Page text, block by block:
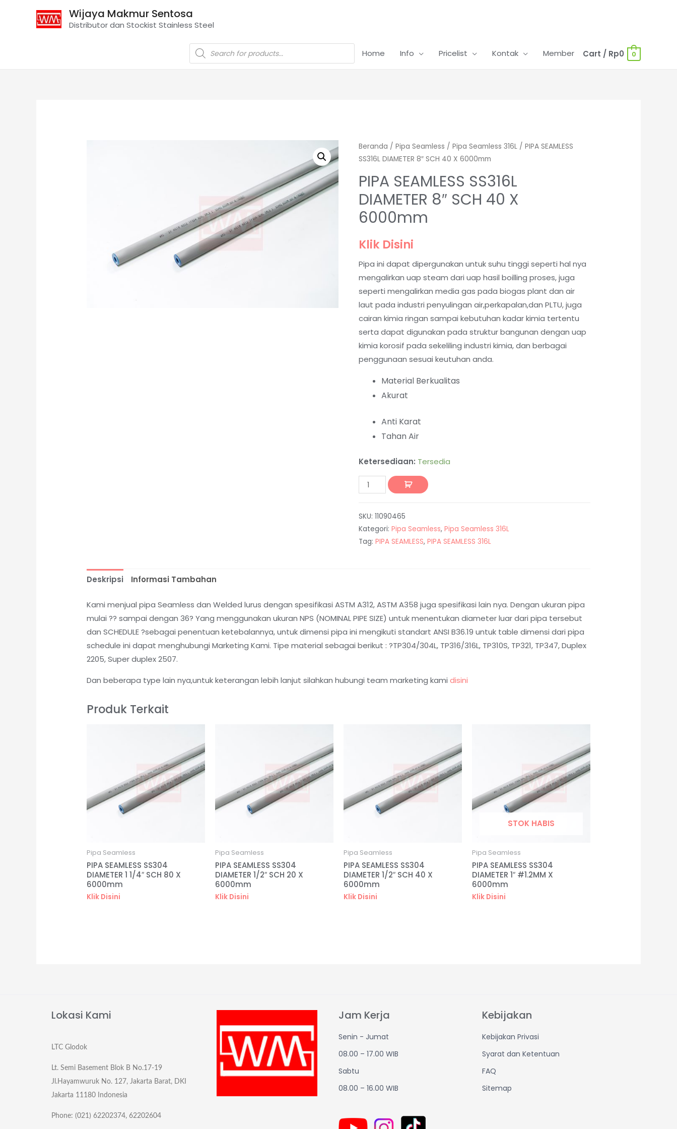
Wijaya Makmur Sentosa
Distributor dan Stockist Stainless Steel
Home Info Pricelist Kontak Member Cart / Rp0 0
Beranda / Pipa Seamless / Pipa Seamless 316L / PIPA SEAMLESS
SS316L DIAMETER 8″ SCH 40 X 6000mm
PIPA SEAMLESS SS316L
DIAMETER 8″ SCH 40 X
6000mm
Klik Disini
Pipa ini dapat dipergunakan untuk suhu tinggi seperti hal nya
mengalirkan uap steam dari uap hasil boilling proses, juga
seperti mengalirkan media gas pada biogas plant dan air
laut pada industri penyulingan air,perkapalan,dan PLTU, juga
cairan kimia ringan sampai kebutuhan kadar kimia tertentu
serta dapat digunakan pada struktur bangunan dengan uap
kimia korosif pada sekeliling industri kimia, dan berbagai
penggunaan sesuai keutuhan anda.
Material Berkualitas
Akurat
Anti Karat
Tahan Air
Ketersediaan: Tersedia
SKU: 11090465
Kategori: Pipa Seamless, Pipa Seamless 316L
Tag: PIPA SEAMLESS, PIPA SEAMLESS 316L
Deskripsi Informasi Tambahan
Kami menjual pipa Seamless dan Welded lurus dengan spesifikasi ASTM A312, ASTM A358 juga spesifikasi lain nya. Dengan ukuran pipa
mulai ?? sampai dengan 36? Yang menggunakan ukuran NPS (NOMINAL PIPE SIZE) untuk menentukan diameter luar dari pipa tersebut
dan SCHEDULE ?sebagai penentuan ketebalannya, untuk dimensi pipa ini mengikuti standart ANSI B36.19 untuk table dimensi dari pipa
schedule ini dapat menghubungi Marketing Kami. Tipe material sebagai berikut : ?TP304/304L, TP316/316L, TP310S, TP321, TP347, Duplex
2205, Super duplex 2507.
Dan beberapa type lain nya,untuk keterangan lebih lanjut silahkan hubungi team marketing kamidisini
Produk Terkait
Pipa Seamless
PIPA SEAMLESS SS304
DIAMETER 1 1/4″ SCH 80 X
6000mm
Klik Disini
Pipa Seamless
PIPA SEAMLESS SS304
DIAMETER 1/2″ SCH 20 X
6000mm
Klik Disini
Pipa Seamless
PIPA SEAMLESS SS304
DIAMETER 1/2″ SCH 40 X
6000mm
Klik Disini
STOK HABIS
Pipa Seamless
PIPA SEAMLESS SS304
DIAMETER 1″ #1.2MM X
6000mm
Klik Disini
Lokasi Kami
LTC Glodok
Lt. Semi Basement Blok B No.17-19
Jl.Hayamwuruk No. 127, Jakarta Barat, DKI
Jakarta 11180 Indonesia
Phone: (021) 62202374, 62202604
Jam Kerja
Senin - Jumat
08.00 – 17.00 WIB
Sabtu
08.00 – 16.00 WIB
Kebijakan
Kebijakan Privasi
Syarat dan Ketentuan
FAQ
Sitemap